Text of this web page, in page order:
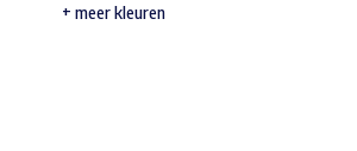
Dit
+ meer kleuren